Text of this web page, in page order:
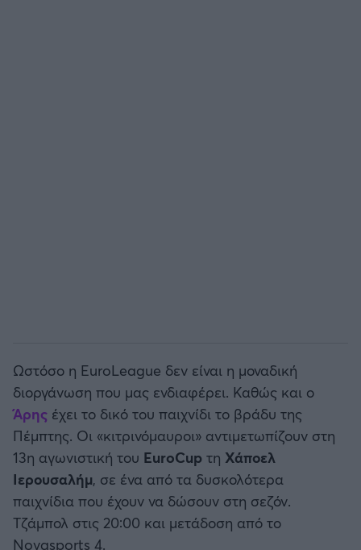
Ωστόσο η EuroLeague δεν είναι η μοναδική
διοργάνωση που μας ενδιαφέρει. Καθώς και ο
Άρης έχει το δικό του παιχνίδι το βράδυ της
Πέμπτης. Οι «κιτρινόμαυροι» αντιμετωπίζουν στη
13η αγωνιστική του EuroCup τη Χάποελ
Ιερουσαλήμ, σε ένα από τα δυσκολότερα
παιχνίδια που έχουν να δώσουν στη σεζόν.
Τζάμπολ στις 20:00 και μετάδοση από το
Novasports 4.